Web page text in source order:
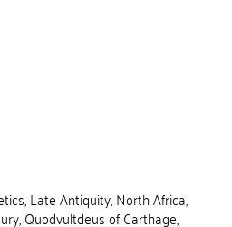
Late Antiquity, North Africa,
Quodvultdeus of Carthage,